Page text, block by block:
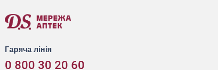
Гаряча лінія
0 800 30 20 60